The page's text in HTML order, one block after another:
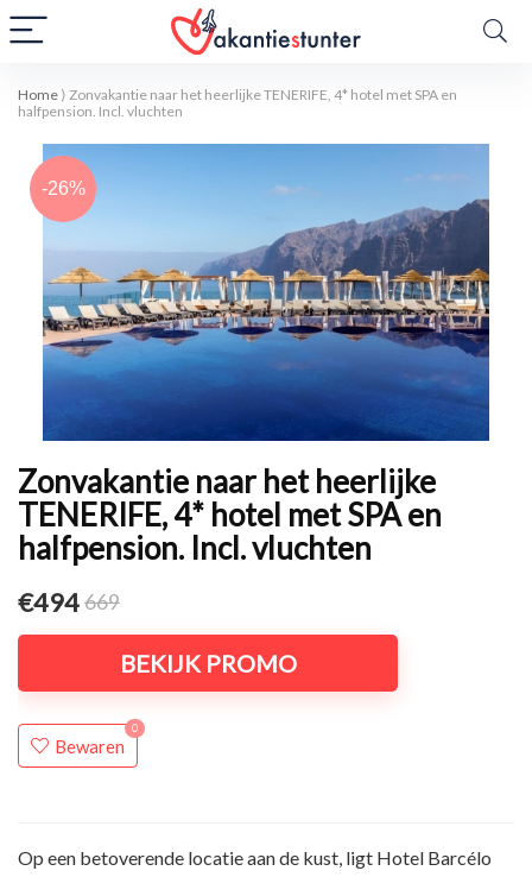
Home ⟩ Zonvakantie naar het heerlijke TENERIFE, 4* hotel met SPA en
halfpension. Incl. vluchten
-26%
Zonvakantie naar het heerlijke
TENERIFE, 4* hotel met SPA en
halfpension. Incl. vluchten
€494669
BEKIJK PROMO
Bewaren
0
Op een betoverende locatie aan de kust, ligt Hotel Barcélo